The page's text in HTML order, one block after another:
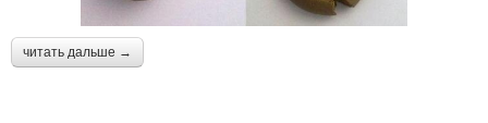
читать дальше →